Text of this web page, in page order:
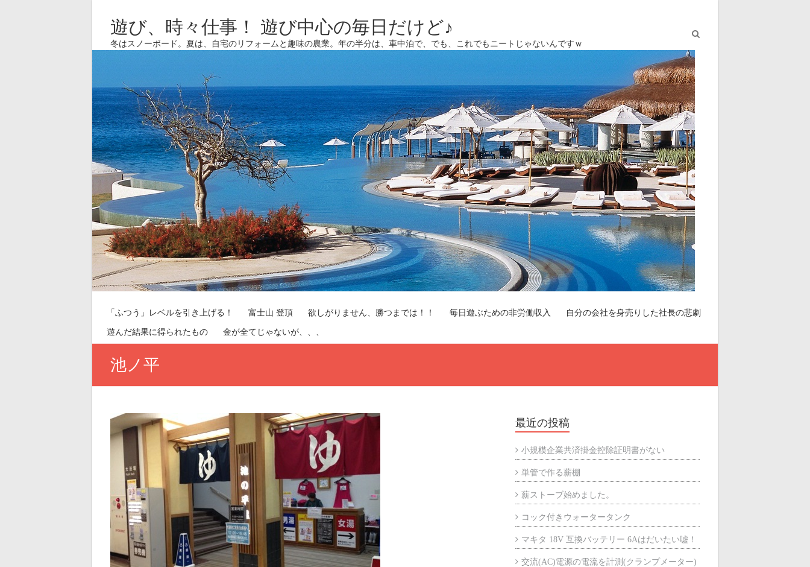
遊び、時々仕事！ 遊び中心の毎日だけど♪
冬はスノーボード。夏は、自宅のリフォームと趣味の農業。年の半分は、車中泊で、でも、これでもニートじゃないんですｗ
「ふつう」レベルを引き上げる！ 富士山 登頂 欲しがりません、勝つまでは！！ 毎日遊ぶための非労働収入 自分の会社を身売りした社長の悲劇
遊んだ結果に得られたもの 金が全てじゃないが、、、
池ノ平
最近の投稿
小規模企業共済掛金控除証明書がない
単管で作る薪棚
薪ストーブ始めました。
コック付きウォータータンク
マキタ 18V 互換バッテリー 6Aはだいたい嘘！
交流(AC)電源の電流を計測(クランプメーター)